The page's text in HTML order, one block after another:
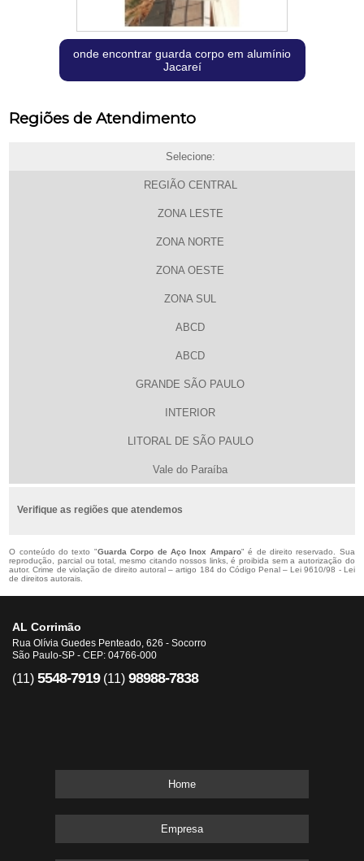
onde encontrar guarda corpo em alumínio
Jacareí
Regiões de Atendimento
Selecione:
REGIÃO CENTRAL
ZONA LESTE
ZONA NORTE
ZONA OESTE
ZONA SUL
ABCD
ABCD
GRANDE SÃO PAULO
INTERIOR
LITORAL DE SÃO PAULO
Vale do Paraíba
Verifique as regiões que atendemos
O conteúdo do texto "Guarda Corpo de Aço Inox Amparo" é de direito reservado. Sua
reprodução, parcial ou total, mesmo citando nossos links, é proibida sem a autorização do
autor. Crime de violação de direito autoral – artigo 184 do Código Penal –Lei 9610/98 - Lei
de direitos autorais
AL Corrimão
Rua Olívia Guedes Penteado, 626 - Socorro
São Paulo-SP - CEP: 04766-000
(11) 5548-7919 (11) 98988-7838
Home
Empresa